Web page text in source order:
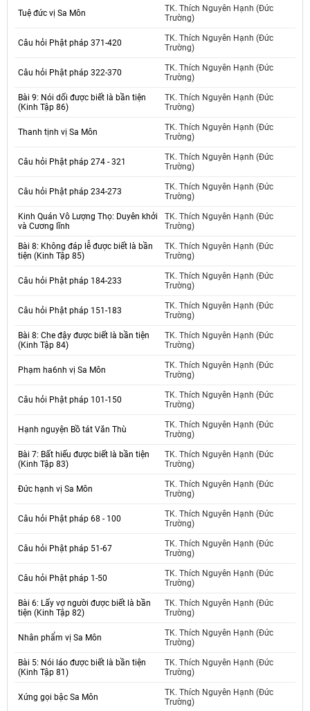
Tuệ đức vị Sa Môn
TK. Thích Nguyên Hạnh (Đức
Trường)
Câu hỏi Phật pháp 371-420
TK. Thích Nguyên Hạnh (Đức
Trường)
Câu hỏi Phật pháp 322-370
TK. Thích Nguyên Hạnh (Đức
Trường)
Bài 9: Nói dối được biết là bần tiện
(Kinh Tập 86)
TK. Thích Nguyên Hạnh (Đức
Trường)
Thanh tịnh vị Sa Môn
TK. Thích Nguyên Hạnh (Đức
Trường)
Câu hỏi Phật pháp 274 - 321
TK. Thích Nguyên Hạnh (Đức
Trường)
Câu hỏi Phật pháp 234-273
TK. Thích Nguyên Hạnh (Đức
Trường)
Kinh Quán Vô Lượng Thọ: Duyên khởi
và Cương lĩnh
TK. Thích Nguyên Hạnh (Đức
Trường)
Bài 8: Không đáp lễ được biết là bần
tiện (Kinh Tập 85)
TK. Thích Nguyên Hạnh (Đức
Trường)
Câu hỏi Phật pháp 184-233
TK. Thích Nguyên Hạnh (Đức
Trường)
Câu hỏi Phật pháp 151-183
TK. Thích Nguyên Hạnh (Đức
Trường)
Bài 8: Che đậy được biết là bần tiện
(Kinh Tập 84)
TK. Thích Nguyên Hạnh (Đức
Trường)
Phạm ha6nh vị Sa Môn
TK. Thích Nguyên Hạnh (Đức
Trường)
Câu hỏi Phật pháp 101-150
TK. Thích Nguyên Hạnh (Đức
Trường)
Hạnh nguyện Bồ tát Văn Thù
TK. Thích Nguyên Hạnh (Đức
Trường)
Bài 7: Bất hiếu được biết là bần tiện
(Kinh Tập 83)
TK. Thích Nguyên Hạnh (Đức
Trường)
Đức hạnh vị Sa Môn
TK. Thích Nguyên Hạnh (Đức
Trường)
Câu hỏi Phật pháp 68 - 100
TK. Thích Nguyên Hạnh (Đức
Trường)
Câu hỏi Phật pháp 51-67
TK. Thích Nguyên Hạnh (Đức
Trường)
Câu hỏi Phật pháp 1-50
TK. Thích Nguyên Hạnh (Đức
Trường)
Bài 6: Lấy vợ người được biết là bần
tiện (Kinh Tập 82)
TK. Thích Nguyên Hạnh (Đức
Trường)
Nhân phẩm vị Sa Môn
TK. Thích Nguyên Hạnh (Đức
Trường)
Bài 5: Nói láo được biết là bần tiện
(Kinh Tập 81)
TK. Thích Nguyên Hạnh (Đức
Trường)
Xứng gọi bậc Sa Môn
TK. Thích Nguyên Hạnh (Đức
Trường)